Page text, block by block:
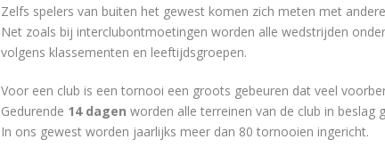
Zelfs spelers van buiten het gewest komen zich meten met
Net zoals bij interclubontmoetingen worden alle wedstrijden
volgens klassementen en leeftijdsgroepen.
Voor een club is een tornooi een groots gebeuren dat veel
Gedurende 14 dagen worden alle terreinen van de club in beslag
In ons gewest worden jaarlijks meer dan 80 tornooien ingericht.